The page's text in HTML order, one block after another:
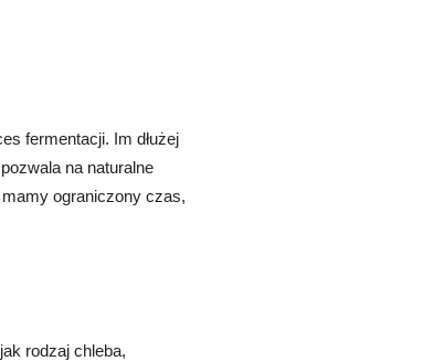
fermentacji. Im dłużej
na naturalne
ograniczony czas,
rodzaj chleba,